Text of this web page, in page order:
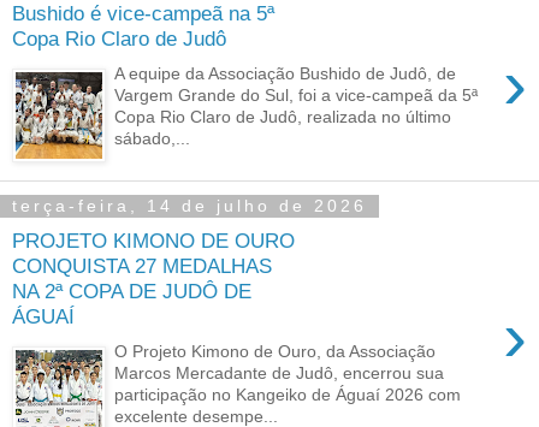
Bushido é vice-campeã na 5ª
Copa Rio Claro de Judô
›
A equipe da Associação Bushido de Judô, de
Vargem Grande do Sul, foi a vice-campeã da 5ª
Copa Rio Claro de Judô, realizada no último
sábado,...
terça-feira, 14 de julho de 2026
PROJETO KIMONO DE OURO
CONQUISTA 27 MEDALHAS
NA 2ª COPA DE JUDÔ DE
ÁGUAÍ
›
O Projeto Kimono de Ouro, da Associação
Marcos Mercadante de Judô, encerrou sua
participação no Kangeiko de Águaí 2026 com
excelente desempe...